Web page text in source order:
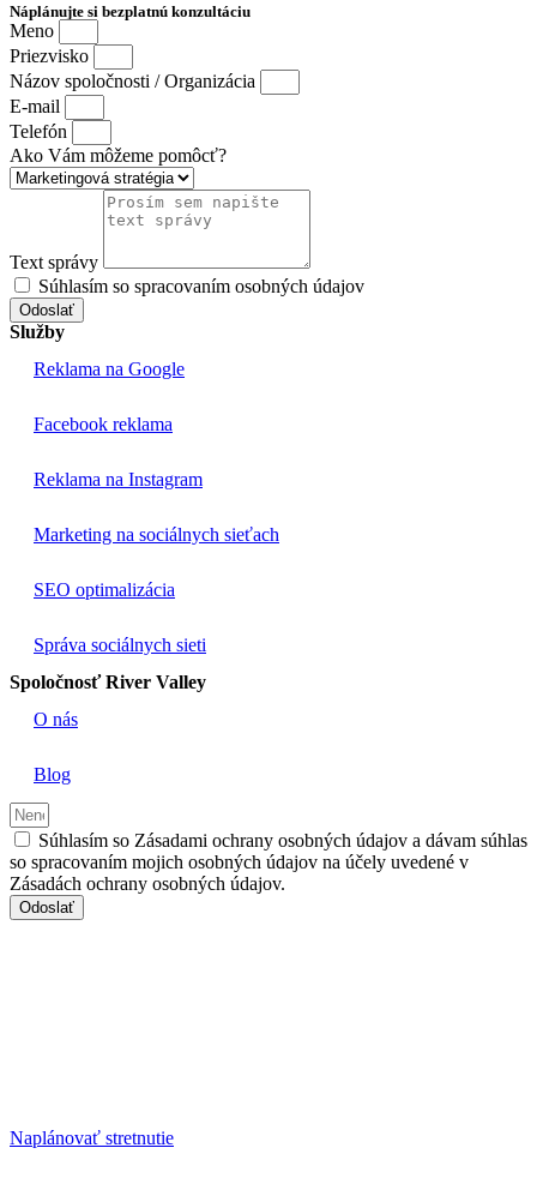
Náplánujte si bezplatnú konzultáciu
Meno
Priezvisko
Názov spoločnosti / Organizácia
E-mail
Telefón
Ako Vám môžeme pomôcť?
Text správy
Súhlasím so spracovaním osobných údajov
Odoslať
Služby
Reklama na Google
Facebook reklama
Reklama na Instagram
Marketing na sociálnych sieťach
SEO optimalizácia
Správa sociálnych sieti
Spoločnosť River Valley
O nás
Blog
Súhlasím so Zásadami ochrany osobných údajov a dávam súhlas
so spracovaním mojich osobných údajov na účely uvedené v
Zásadách ochrany osobných údajov.
Odoslať
Naplánovať stretnutie